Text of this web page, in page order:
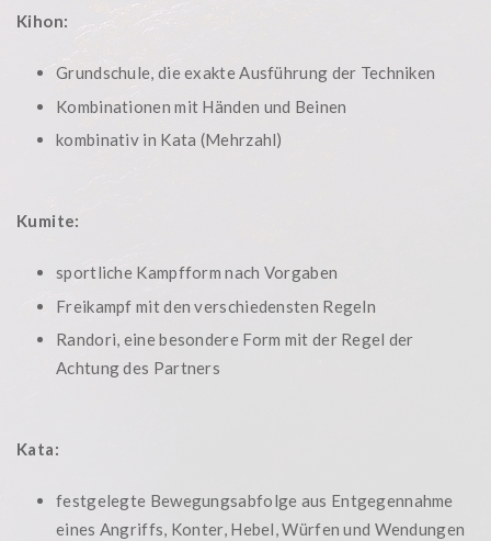
Kihon:
Grundschule, die exakte Ausführung der Techniken
Kombinationen mit Händen und Beinen
kombinativ in Kata (Mehrzahl)
Kumite:
sportliche Kampfform nach Vorgaben
Freikampf mit den verschiedensten Regeln
Randori, eine besondere Form mit der Regel der
Achtung des Partners
Kata:
festgelegte Bewegungsabfolge aus Entgegennahme
eines Angriffs, Konter, Hebel, Würfen und Wendungen